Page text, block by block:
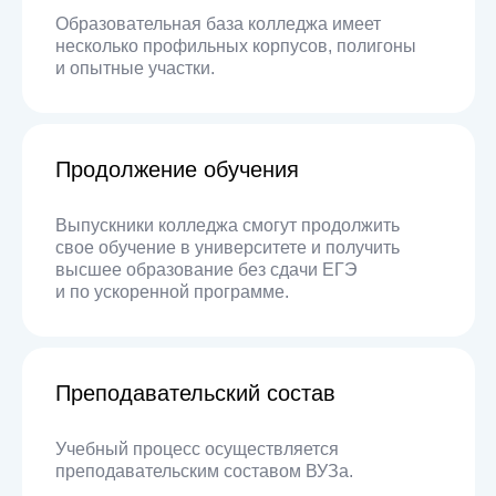
Образовательная база колледжа имеет
несколько профильных корпусов, полигоны
и опытные участки.
Продолжение обучения
Выпускники колледжа смогут продолжить
свое обучение в университете и получить
высшее образование без сдачи ЕГЭ
и по ускоренной программе.
Преподавательский состав
Учебный процесс осуществляется
преподавательским составом ВУЗа.